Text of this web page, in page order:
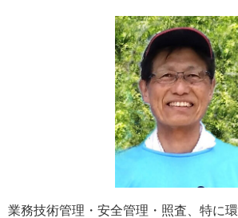
業務技術管理・安全管理・照査、特に